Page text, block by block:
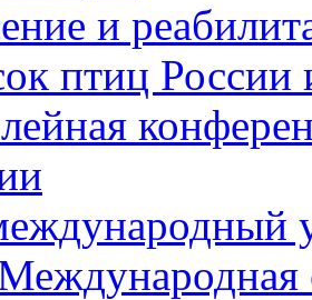
и
птиц России